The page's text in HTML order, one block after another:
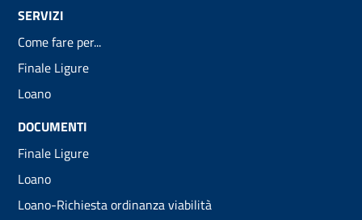
SERVIZI
Come fare per...
Finale Ligure
Loano
DOCUMENTI
Finale Ligure
Loano
Loano-Richiesta ordinanza viabilità